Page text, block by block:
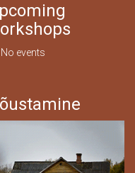
No events